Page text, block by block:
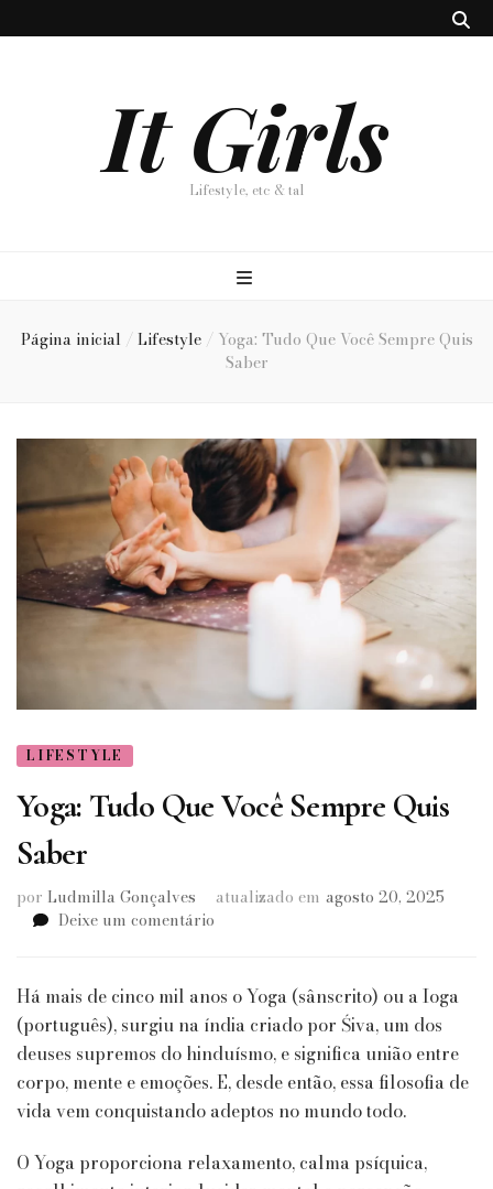
It Girls
Lifestyle, etc & tal
Página inicial / Lifestyle / Yoga: Tudo Que Você Sempre Quis
Saber
LIFESTYLE
Yoga: Tudo Que Você Sempre Quis
Saber
por Ludmilla Gonçalves atualizado em agosto 20, 2025
Deixe um comentário
Que
Você
Sempre
Quis
Saber
Há mais de cinco mil anos o Yoga (sânscrito) ou a Ioga
(português), surgiu na índia criado por Śiva, um dos
deuses supremos do hinduísmo, e significa união entre
corpo, mente e emoções. E, desde então, essa filosofia de
vida vem conquistando adeptos no mundo todo.
O Yoga proporciona relaxamento, calma psíquica,